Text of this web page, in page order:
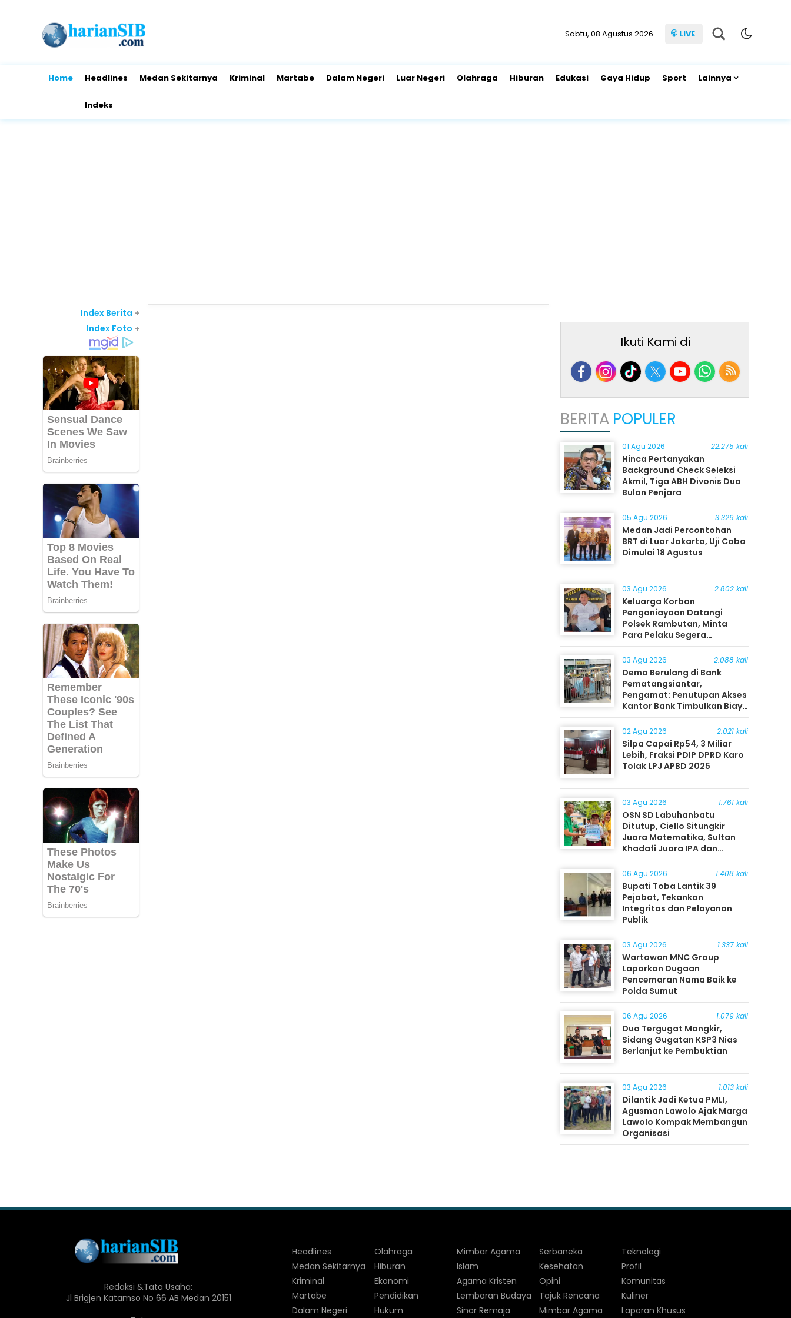
Sabtu, 08 Agustus 2026 LIVE
Home Headlines Medan Sekitarnya Kriminal Martabe Dalam Negeri Luar Negeri Olahraga Hiburan Edukasi Gaya Hidup Sport Lainnya
Indeks
Index Berita +
Index Foto +
Ikuti Kami di
BERITA POPULER
01 Agu 2026 22.275 kali
Hinca Pertanyakan
Background Check Seleksi
Akmil, Tiga ABH Divonis Dua
Bulan Penjara
05 Agu 2026 3.329 kali
Medan Jadi Percontohan
BRT di Luar Jakarta, Uji Coba
Dimulai 18 Agustus
03 Agu 2026 2.802 kali
Keluarga Korban
Penganiayaan Datangi
Polsek Rambutan, Minta
Para Pelaku Segera
Ditangkap
03 Agu 2026 2.088 kali
Demo Berulang di Bank
Pematangsiantar,
Pengamat: Penutupan Akses
Kantor Bank Timbulkan Biaya
Ekonomi bagi Masyarakat
02 Agu 2026 2.021 kali
Silpa Capai Rp54, 3 Miliar
Lebih, Fraksi PDIP DPRD Karo
Tolak LPJ APBD 2025
03 Agu 2026 1.761 kali
OSN SD Labuhanbatu
Ditutup, Ciello Situngkir
Juara Matematika, Sultan
Khadafi Juara IPA dan
Timothy Rangkuti Juara IPS
06 Agu 2026 1.408 kali
Bupati Toba Lantik 39
Pejabat, Tekankan
Integritas dan Pelayanan
Publik
03 Agu 2026 1.337 kali
Wartawan MNC Group
Laporkan Dugaan
Pencemaran Nama Baik ke
Polda Sumut
06 Agu 2026 1.079 kali
Dua Tergugat Mangkir,
Sidang Gugatan KSP3 Nias
Berlanjut ke Pembuktian
03 Agu 2026 1.013 kali
Dilantik Jadi Ketua PMLI,
Agusman Lawolo Ajak Marga
Lawolo Kompak Membangun
Organisasi
Redaksi &Tata Usaha:
Jl Brigjen Katamso No 66 AB Medan 20151
Headlines
Medan Sekitarnya
Kriminal
Martabe
Dalam Negeri
Olahraga
Hiburan
Ekonomi
Pendidikan
Hukum
Mimbar Agama
Islam
Agama Kristen
Lembaran Budaya
Sinar Remaja
Serbaneka
Kesehatan
Opini
Tajuk Rencana
Mimbar Agama
Teknologi
Profil
Komunitas
Kuliner
Laporan Khusus